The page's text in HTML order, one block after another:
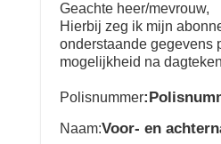
Geachte heer/mevrouw,
Hierbij zeg ik mijn
onderstaande gegevens
mogelijkheid na
Polisnummer
Naam:Voor- en